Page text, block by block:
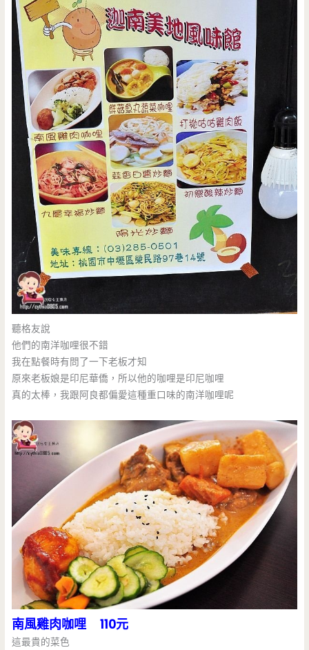
聽格友說
他們的南洋咖哩很不錯
我在點餐時有問了一下老板才知
原來老板娘是印尼華僑，所以他的咖哩是印尼咖哩
真的太棒，我跟阿良都偏愛這種重口味的南洋咖哩呢
南風雞肉咖哩 110元
這最貴的菜色